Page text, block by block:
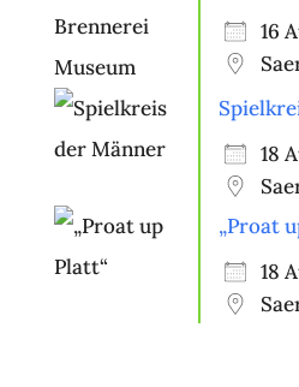
16
18
„Proat
18